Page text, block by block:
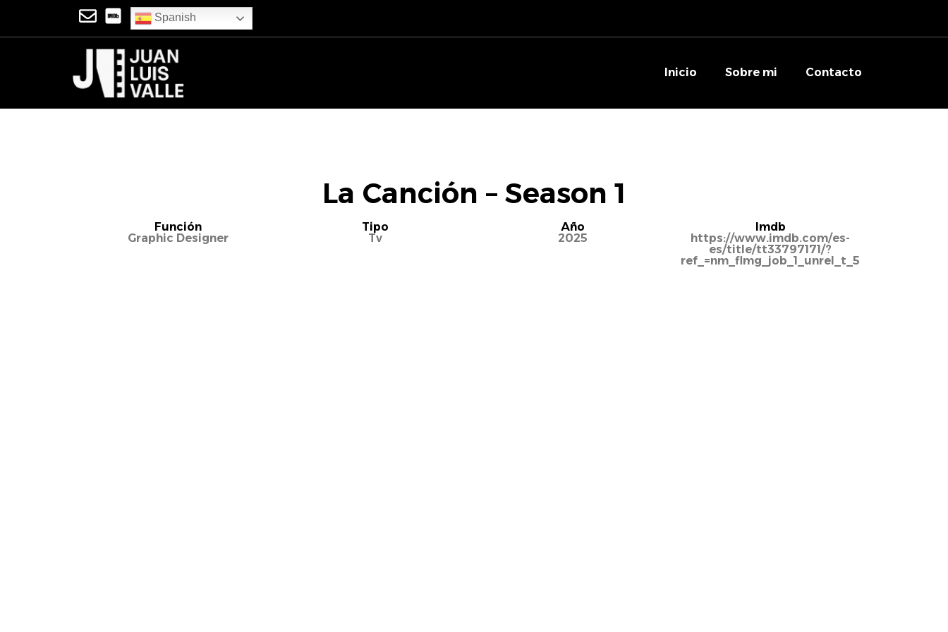
Spanish
Inicio Sobre mi Contacto
La Canción – Season 1
Función
Graphic Designer
Tipo
Tv
Año
2025
Imdb
https://www.imdb.com/es-
es/title/tt33797171/?
ref_=nm_flmg_job_1_unrel_t_5